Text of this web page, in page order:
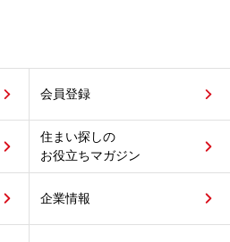
会員登録
住まい探しの
お役立ちマガジン
企業情報